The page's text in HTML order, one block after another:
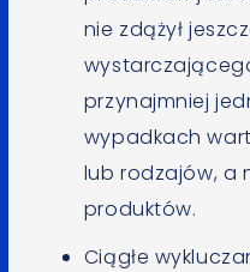
nie zdążył
przynajmniej
wypadkach
lub rodzajów, a
produktów.
Ciągłe